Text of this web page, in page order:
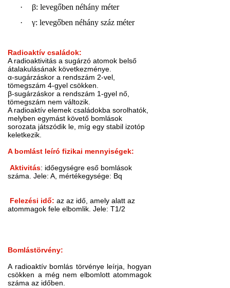
·
β: levegőben néhány méter
·
γ: levegőben néhány száz méter
Radioaktív családok:
A radioaktivitás a sugárzó atomok belső
átalakulásának következménye.
α-sugárzáskor a rendszám 2-vel,
tömegszám 4-gyel csökken.
β-sugárzáskor a rendszám 1-gyel nő,
tömegszám nem változik.
A radioaktív elemek családokba sorolhatók,
melyben egymást követő bomlások
sorozata játszódik le, míg egy stabil izotóp
keletkezik.
A bomlást leíró fizikai mennyiségek:
Aktivitás: időegységre eső bomlások
száma. Jele: A, mértékegysége: Bq
Felezési idő: az az idő, amely alatt az
atommagok fele elbomlik. Jele: T1/2
Bomlástörvény:
A radioaktív bomlás törvénye leírja, hogyan
csökken a még nem elbomlott atommagok
száma az időben.